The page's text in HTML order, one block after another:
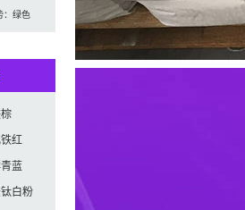
、形
：绿色
红
蓝
白粉